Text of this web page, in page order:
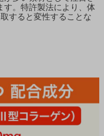
す。特許製法により、体
すると変性することな